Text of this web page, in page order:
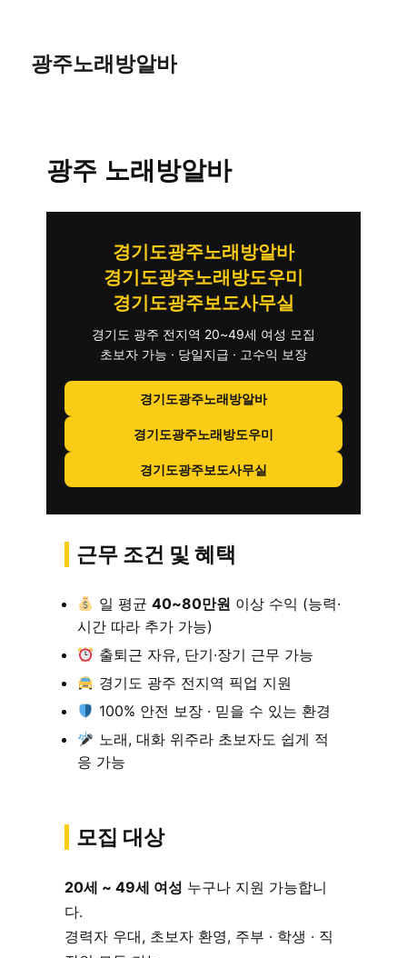
광주노래방알바
광주 노래방알바
경기도광주노래방알바
경기도광주노래방도우미
경기도광주보도사무실
경기도 광주 전지역 20~49세 여성 모집
초보자 가능 · 당일지급 · 고수익 보장
경기도광주노래방알바
경기도광주노래방도우미
경기도광주보도사무실
근무 조건 및 혜택
일 평균 40~80만원 이상 수익 (능력·
시간 따라 추가 가능)
출퇴근 자유, 단기·장기 근무 가능
경기도 광주 전지역 픽업 지원
100% 안전 보장 · 믿을 수 있는 환경
노래, 대화 위주라 초보자도 쉽게 적
응 가능
모집 대상
20세 ~ 49세 여성 누구나 지원 가능합니
다.
경력자 우대, 초보자 환영, 주부 · 학생 · 직